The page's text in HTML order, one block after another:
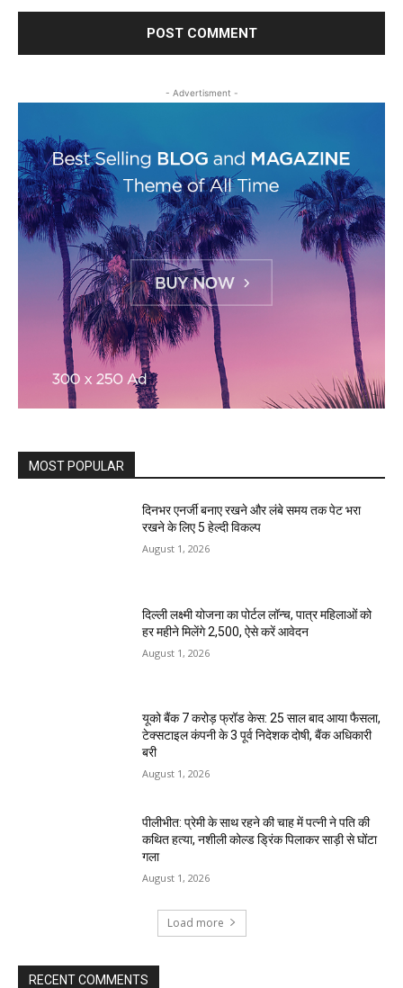
- Advertisment -
MOST POPULAR
दिनभर एनर्जी बनाए रखने और लंबे समय तक पेट भरा
रखने के लिए 5 हेल्दी विकल्प
August 1, 2026
दिल्ली लक्ष्मी योजना का पोर्टल लॉन्च, पात्र महिलाओं को
हर महीने मिलेंगे ₹2,500, ऐसे करें आवेदन
August 1, 2026
यूको बैंक 7 करोड़ फ्रॉड केस: 25 साल बाद आया फैसला,
टेक्सटाइल कंपनी के 3 पूर्व निदेशक दोषी, बैंक अधिकारी
बरी
August 1, 2026
पीलीभीत: प्रेमी के साथ रहने की चाह में पत्नी ने पति की
कथित हत्या, नशीली कोल्ड ड्रिंक पिलाकर साड़ी से घोंटा
गला
August 1, 2026
Load more
RECENT COMMENTS